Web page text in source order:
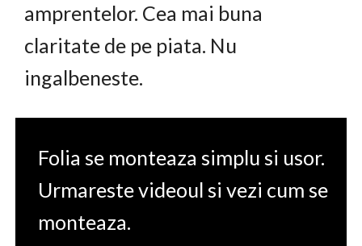
amprentelor. Cea mai buna
claritate de pe piata. Nu
ingalbeneste.
Folia se monteaza simplu si usor.
Urmareste videoul si vezi cum se
monteaza.